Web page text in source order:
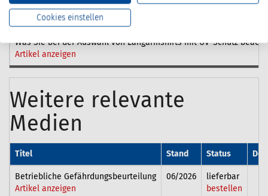
Unterweisungskarte A11: UV-Schutz
Artikel anzeigen
Was Sie bei der Auswahl von Langarmshirts mit UV-Schutz
Artikel anzeigen
Weitere relevante
Medien
Titel Stand Status
Betriebliche Gefährdungsbeurteilung
Artikel anzeigen
06/2026
lieferbar
bestellen
Cookies einstellen